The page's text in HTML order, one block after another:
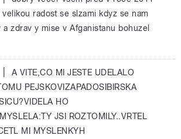
radost se slzami kdyz se nam
a zdrav y mise v Afganistanu bohuzel
A VITE,CO MI JESTE UDELALO
PEJSKOVIZAPADOSIBIRSKA
HO
JSI ROZTOMILY..VRTEL
MI MYSLENKYH